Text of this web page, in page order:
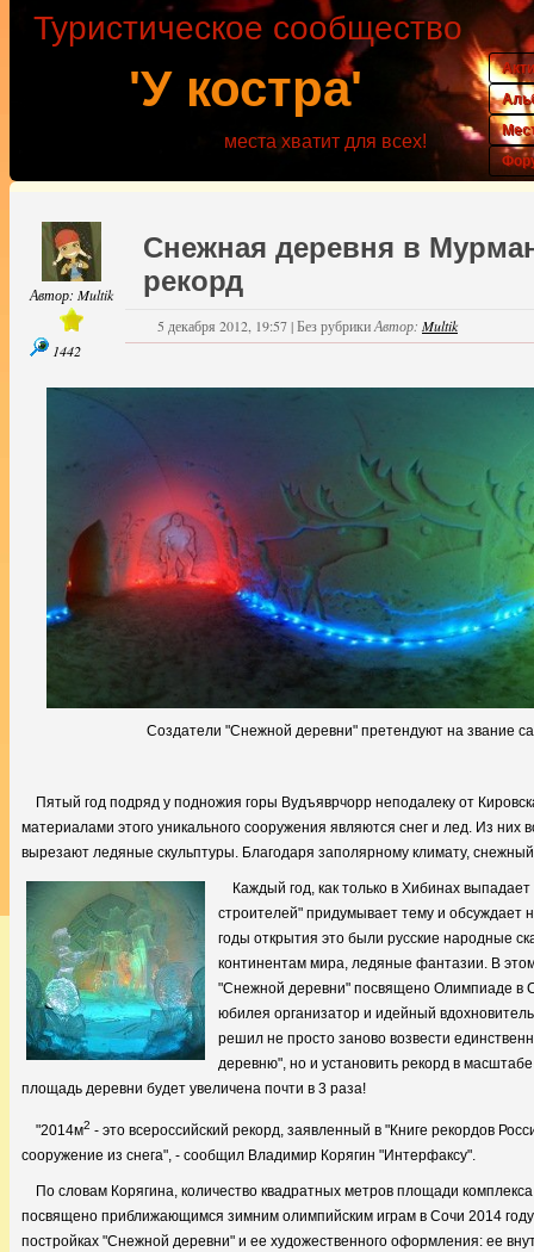
'У костра'
Туристическое сообщество
места хватит для всех!
Автор: Multik
1442
Снежная деревня в
рекорд
5 декабря 2012, 19:57|Без рубрикиАвтор: Multik
Создатели "Снежной деревни" претендуют на звание
Пятый год подряд у подножия горы Вудъяврчорр неподалеку от
материалами этого уникального сооружения являются снег и лед. Из
вырезают ледяные скульптуры. Благодаря заполярному климату,
Каждый год, как только в Хибинах
строителей" придумывает тему и
годы открытия это были русские народные
континентам мира, ледяные фантазии. В
"Снежной деревни" посвящено Олимпиаде в
юбилея организатор и идейный
решил не просто заново возвести
деревню", но и установить рекорд в
площадь деревни будет увеличена почти в 3 раза!
"2014м2 - это всероссийский рекорд, заявленный в "Книге рекордов
сооружение из снега", - сообщил Владимир Корягин "Интерфаксу".
По словам Корягина, количество квадратных метров площади
посвящено приближающимся зимним олимпийским играм в Сочи 2014
постройках "Снежной деревни" и ее художественного оформления: ее